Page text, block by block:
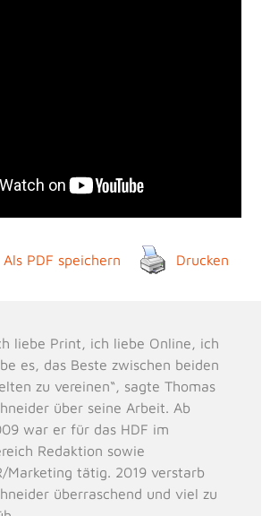
Als PDF speichern Drucken
liebe Print, ich liebe Online, ich
es, das Beste zwischen beiden
zu vereinen“, sagte Thomas
über seine Arbeit. Ab
war er für das HDF im
Redaktion sowie
Marketing tätig. 2019 verstarb
überraschend und viel zu